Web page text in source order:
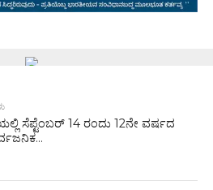
ಸೆಪ್ಟೆಂಬರ್ 14 ರಂದು 12ನೇ ವರ್ಷದ